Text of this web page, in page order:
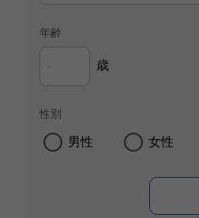
年齢
歳
性別
男性 女性